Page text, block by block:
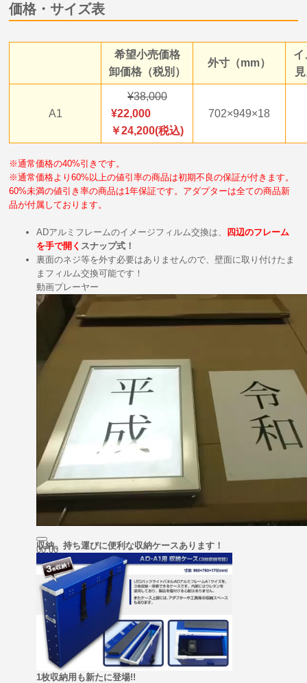
価格・サイズ表
希望小売価格
卸価格（税別）
外寸（mm）
イ
A1
38,000
22,000
￥24,200(税込)
702×949×18
※通常価格の40%引きです。
※通常価格より60%以上の値引率の商品は初期不良の保証が付きます。
60%未満の値引き率の商品は1年保証です。アダプターは全ての商品新
品が付属しております。
ADアルミフレームのイメージフィルム交換は、 四辺のフレーム
を手で開く スナップ式！
裏面のネジ等を外す必要はありませんので、壁面に取り付けたま
まフィルム交換可能です！
動画プレーヤー
00:00
00:00
00:45
収納、持ち運びに便利な収納ケースあります！
1枚収納用も新たに登場!!